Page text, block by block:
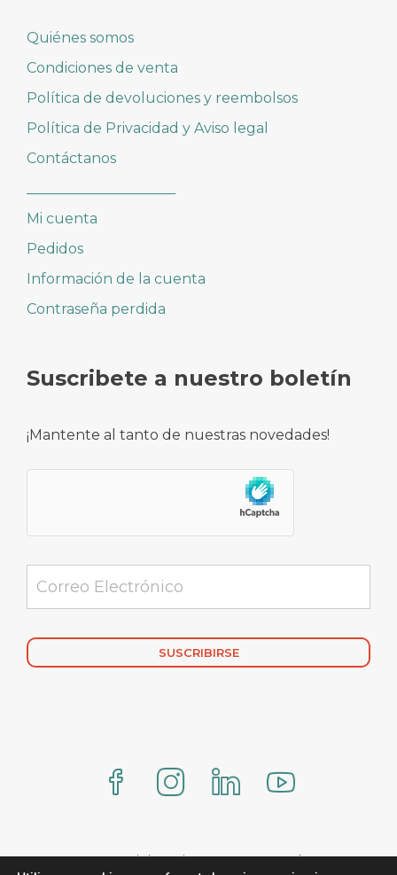
Quiénes somos
Condiciones de venta
Política de devoluciones y reembolsos
Política de Privacidad y Aviso legal
Contáctanos
Mi cuenta
Pedidos
Información de la cuenta
Contraseña perdida
Suscribete a nuestro boletín
¡Mantente al tanto de nuestras novedades!
www.comercialmexicana.eu Proteo by YITH